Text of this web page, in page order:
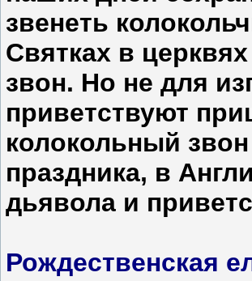
звенеть
Святках в
звон. Но не для
приветствуют
колокольный
праздника, в
дьявола и
Рождественская